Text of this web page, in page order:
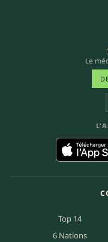
Le
Top 14
6 Nations